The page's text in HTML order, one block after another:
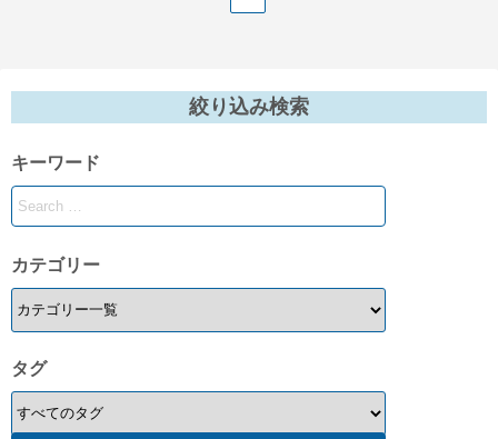
ペ
ー
ジ
送
り
絞り込み検索
キーワード
カテゴリー
タグ